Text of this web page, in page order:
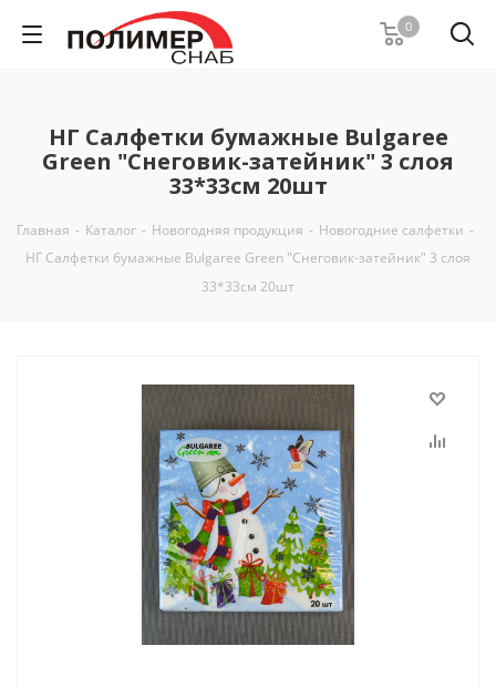
0
НГ Салфетки бумажные Bulgaree
Green "Снеговик-затейник" 3 слоя
33*33см 20шт
Главная - Каталог - Новогодняя продукция - Новогодние салфетки -
НГ Салфетки бумажные Bulgaree Green "Снеговик-затейник" 3 слоя
33*33см 20шт